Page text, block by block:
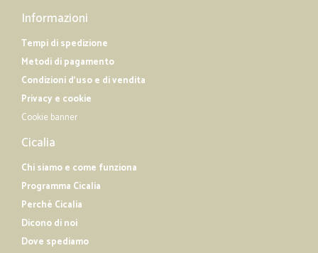
Informazioni
Tempi di spedizione
Metodi di pagamento
Condizioni d'uso e di vendita
Privacy e cookie
Cookie banner
Cicalia
Chi siamo e come funziona
Programma Cicalia
Perché Cicalia
Dicono di noi
Dove spediamo